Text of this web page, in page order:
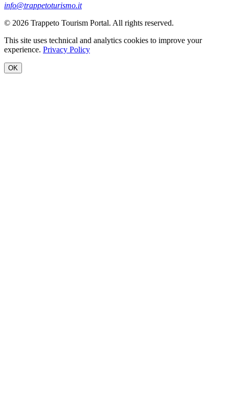
info@trappetoturismo.it
© 2026 Trappeto Tourism Portal. All rights reserved.
This site uses technical and analytics cookies to improve your
experience. Privacy Policy
OK